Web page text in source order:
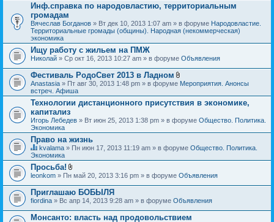
Инф.справка по народовластию, территориальным
громадам
Вячеслав Богданов » Вт дек 10, 2013 1:07 am » в форуме Народовластие.
Территориальные громады (общины). Народная (некоммерческая)
экономика
Ищу работу с жильем на ПМЖ
Николай » Ср окт 16, 2013 10:27 am » в форуме Объявления
Фестиваль РодоСвет 2013 в Ладном
В
о
ж
н
и
я
Anastasia » Пт авг 30, 2013 1:48 pm » в форуме Мероприятия. Анонсы
встреч. Афиша
Технологии дистанционного присутствия в экономике,
капитализ
Игорь Лебедев » Вт июн 25, 2013 1:38 pm » в форуме Общество. Политика.
Экономика
Право на жизнь
Д
а
н
н
я
т
е
м
а
kvalama » Пн июн 17, 2013 11:19 am » в форуме Общество. Политика.
Экономика
Просьба!
В
о
ж
е
н
и
leonkom » Пн май 20, 2013 3:16 pm » в форуме Объявления
Приглашаю БОБЫЛЯ
fiordina » Вс апр 14, 2013 9:28 am » в форуме Объявления
Монсанто: власть над продовольствием